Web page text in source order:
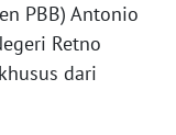
PBB) Antonio
Retno
dari